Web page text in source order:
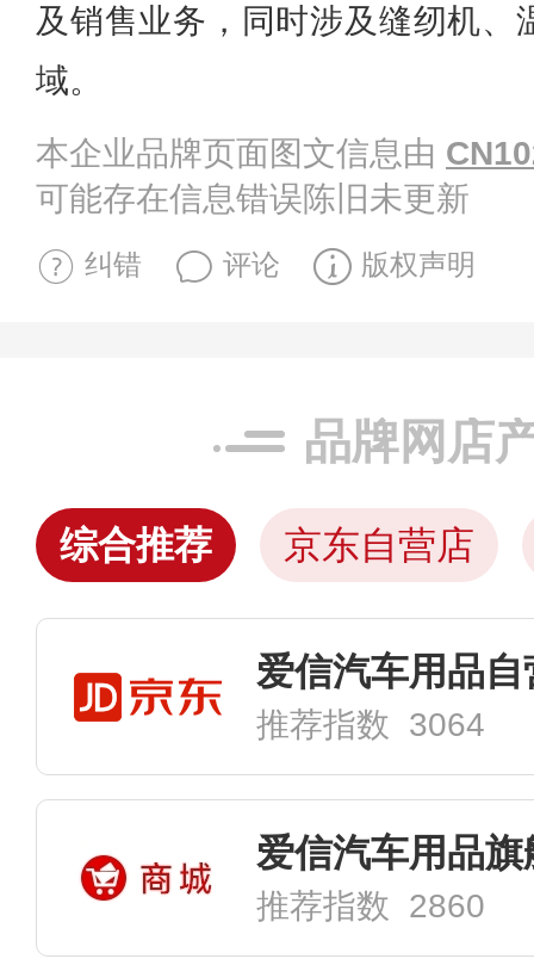
及销售业务，同时涉及缝纫机、
域。
本企业品牌页面图文信息由
可能存在信息错误陈旧未更新
纠错 评论 版权声明
品牌网店
综合推荐 京东自营店
爱信汽车用品
推荐指数 3064
爱信汽车用品旗
推荐指数 2860